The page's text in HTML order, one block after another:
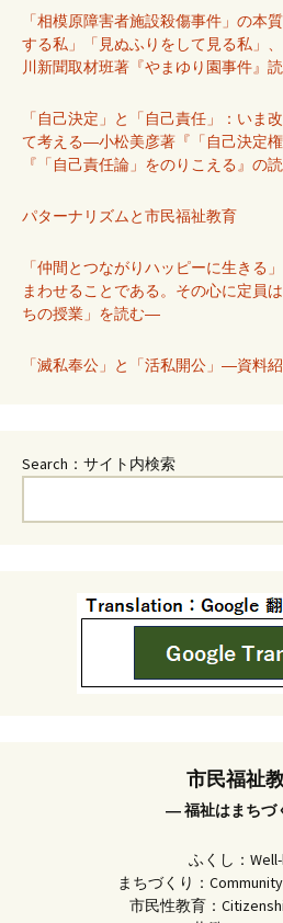
「相模原障害者施設殺傷事件」の本
する私」「見ぬふりをして見る私」
川新聞取材班著『やまゆり園事件』
「自己決定」と「自己責任」：いま
て考える―小松美彦著『「自己決定
『「自己責任論」をのりこえる』の
パターナリズムと市民福祉教育
「仲間とつながりハッピーに生きる
まわせることである。その心に定員
ちの授業」を読む―
「滅私奉公」と「活私開公」―資料
Search：サイト内検索
市民福祉
― 福祉はまちづ
ふくし：
まちづくり：
市民性教育：